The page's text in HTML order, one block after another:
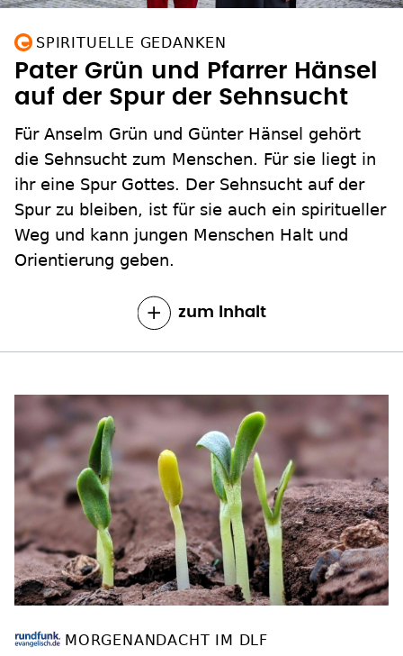
SPIRITUELLE GEDANKEN
Pater Grün und Pfarrer Hänsel
auf der Spur der Sehnsucht
Für Anselm Grün und Günter Hänsel gehört
die Sehnsucht zum Menschen. Für sie liegt in
ihr eine Spur Gottes. Der Sehnsucht auf der
Spur zu bleiben, ist für sie auch ein spiritueller
Weg und kann jungen Menschen Halt und
Orientierung geben.
zum Inhalt
MORGENANDACHT IM DLF